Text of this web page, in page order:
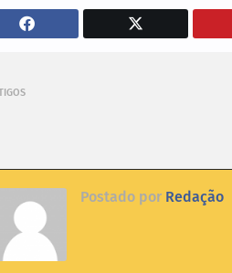
Postado por Redação